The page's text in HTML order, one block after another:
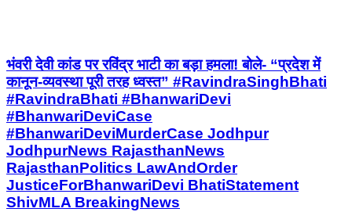
भंवरी देवी कांड पर रविंद्र भाटी का बड़ा हमला! बोले- “प्रदेश में
कानून-व्यवस्था पूरी तरह ध्वस्त” #RavindraSinghBhati
#RavindraBhati #BhanwariDevi
#BhanwariDeviCase
#BhanwariDeviMurderCase Jodhpur
JodhpurNews RajasthanNews
RajasthanPolitics LawAndOrder
JusticeForBhanwariDevi BhatiStatement
ShivMLA BreakingNews